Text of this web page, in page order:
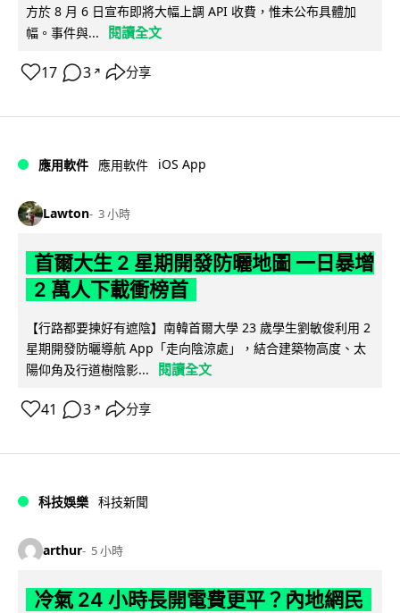
方於 8 月 6 日宣布即將大幅上調 API 收費，惟未公布具體加
幅。事件與...
閱讀全文
17 3 ↗ 分享
應用軟件 應用軟件 iOS App
Lawton 3 小時
首爾大生 2 星期開發防曬地圖 一日暴增
2 萬人下載衝榜首
【行路都要揀好有遮陰】南韓首爾大學 23 歲學生劉敏俊利用 2
星期開發防曬導航 App「走向陰涼處」，結合建築物高度、太
陽仰角及行道樹陰影...
閱讀全文
41 3 ↗ 分享
科技娛樂 科技新聞
arthur 5 小時
冷氣 24 小時長開電費更平？內地網民